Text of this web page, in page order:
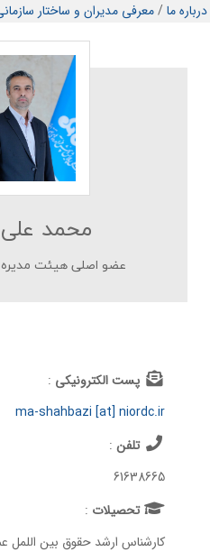
درباره ما/معرفی مدیران و ساختار
محمد
عضو اصلی هیئت
پست الکترونیکی :
ma-shahbazi [at] niordc.ir
تلفن :
61638665
تحصيلات :
کارشناس ارشد حقوق بین اللمل